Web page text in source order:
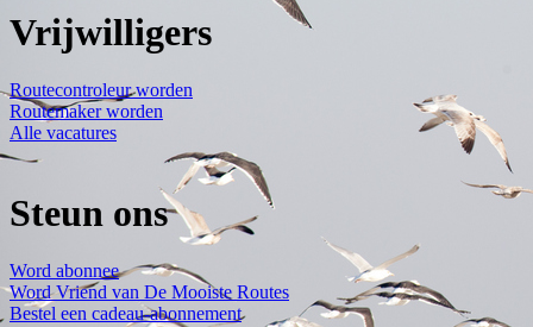
Vrijwilligers
Routecontroleur worden
Routemaker worden
Alle vacatures
Steun ons
Word abonnee
Word Vriend van De Mooiste Routes
Bestel een cadeau-abonnement